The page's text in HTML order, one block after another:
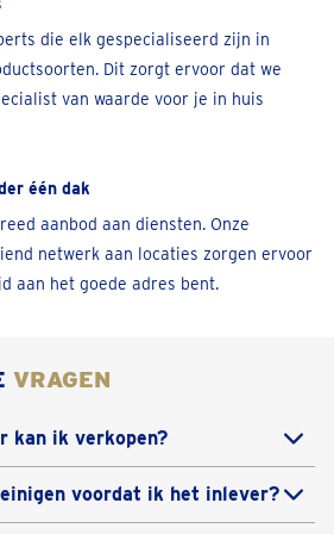
die elk gespecialiseerd zijn in
Dit zorgt ervoor dat we
van waarde voor je in huis
één dak
aanbod aan diensten. Onze
netwerk aan locaties zorgen ervoor
aan het goede adres bent.
VRAGEN
kan ik verkopen?
kun je verschillende soorten
voordat ik het inlever?
te reinigen voordat je het